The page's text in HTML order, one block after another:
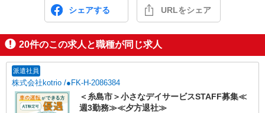
シェアする URLをシェア
20件のこの求人と職種が同じ求人
派遣社員
株式会社kotrio /●FK-H-2086384
＜糸島市＞小さなデイサービスSTAFF募集≪
週3勤務≫≪夕方退社≫